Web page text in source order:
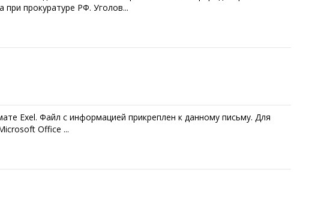
при прокуратуре РФ. Уголов...
Exel. Файл с информацией прикреплен к данному письму. Для
Office ...